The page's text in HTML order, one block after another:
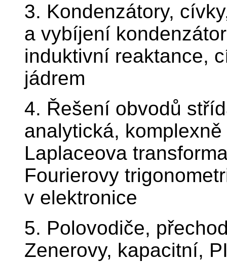
3. Kondenzátory,
a vybíjení
induktivní reaktance,
jádrem
4. Řešení obvodů
analytická,
Laplaceova
Fourierovy
v elektronice
5. Polovodiče,
Zenerovy, kapacitní,